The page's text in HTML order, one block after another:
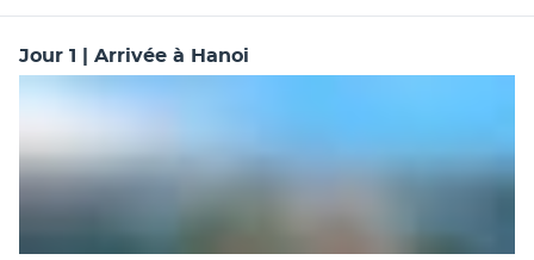
Jour 1 | Arrivée à Hanoi